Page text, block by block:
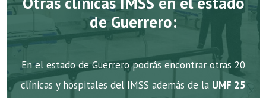
de Guerrero:
En el estado de Guerrero podrás encontrar otras 20
clínicas y hospitales del IMSS además de la UMF 25